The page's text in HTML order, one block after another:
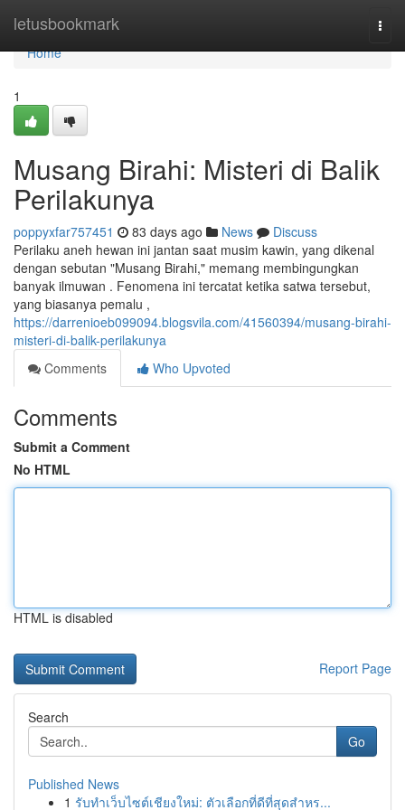
letusbookmark
Home
Home
1
Musang Birahi: Misteri di Balik
Perilakunya
poppyxfar757451 83 days ago News
Discuss
Perilaku aneh hewan ini jantan saat musim kawin, yang dikenal
dengan sebutan "Musang Birahi," memang membingungkan
banyak ilmuwan . Fenomena ini tercatat ketika satwa tersebut,
yang biasanya pemalu ,
https://darrenioeb099094.blogsvila.com/41560394/musang-birahi-
misteri-di-balik-perilakunya
Comments
Who Upvoted
Comments
Submit a Comment
No HTML
HTML is disabled
Report Page
Search
Go
Published News
1 รับทำเว็บไซต์เชียงใหม่: ตัวเลือกที่ดีที่สุดสำหร...